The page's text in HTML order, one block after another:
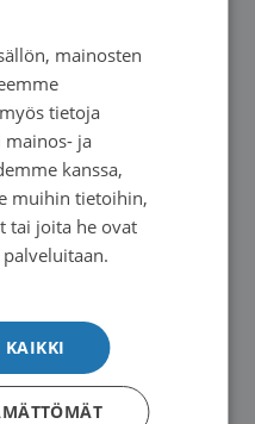
tuella – johdattanut
hoidon
potilaat eivät
diagnoosia
Toivon,
erilaisuus ja
sallit
SWEDISH
mainosten
tietoja
mainos- ja
kanssa,
muihin tietoihin,
tai joita he ovat
KAIKKI